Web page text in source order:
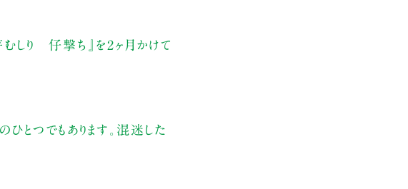
しり 仔撃ち』を2ヶ月かけて
とつでもあります。混迷した